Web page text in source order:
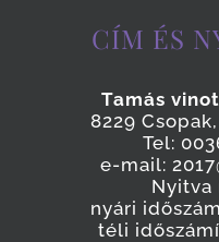
CÍM ÉS
Tamás
8229
Tel:
e-mail:
Nyitva
nyári
téli